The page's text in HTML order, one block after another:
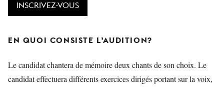
INSCRIVEZ-VOUS
EN QUOI CONSISTE L’AUDITION?
Le candidat chantera de mémoire deux chants de son choix. Le
candidat effectuera différents exercices dirigés portant sur la voix,